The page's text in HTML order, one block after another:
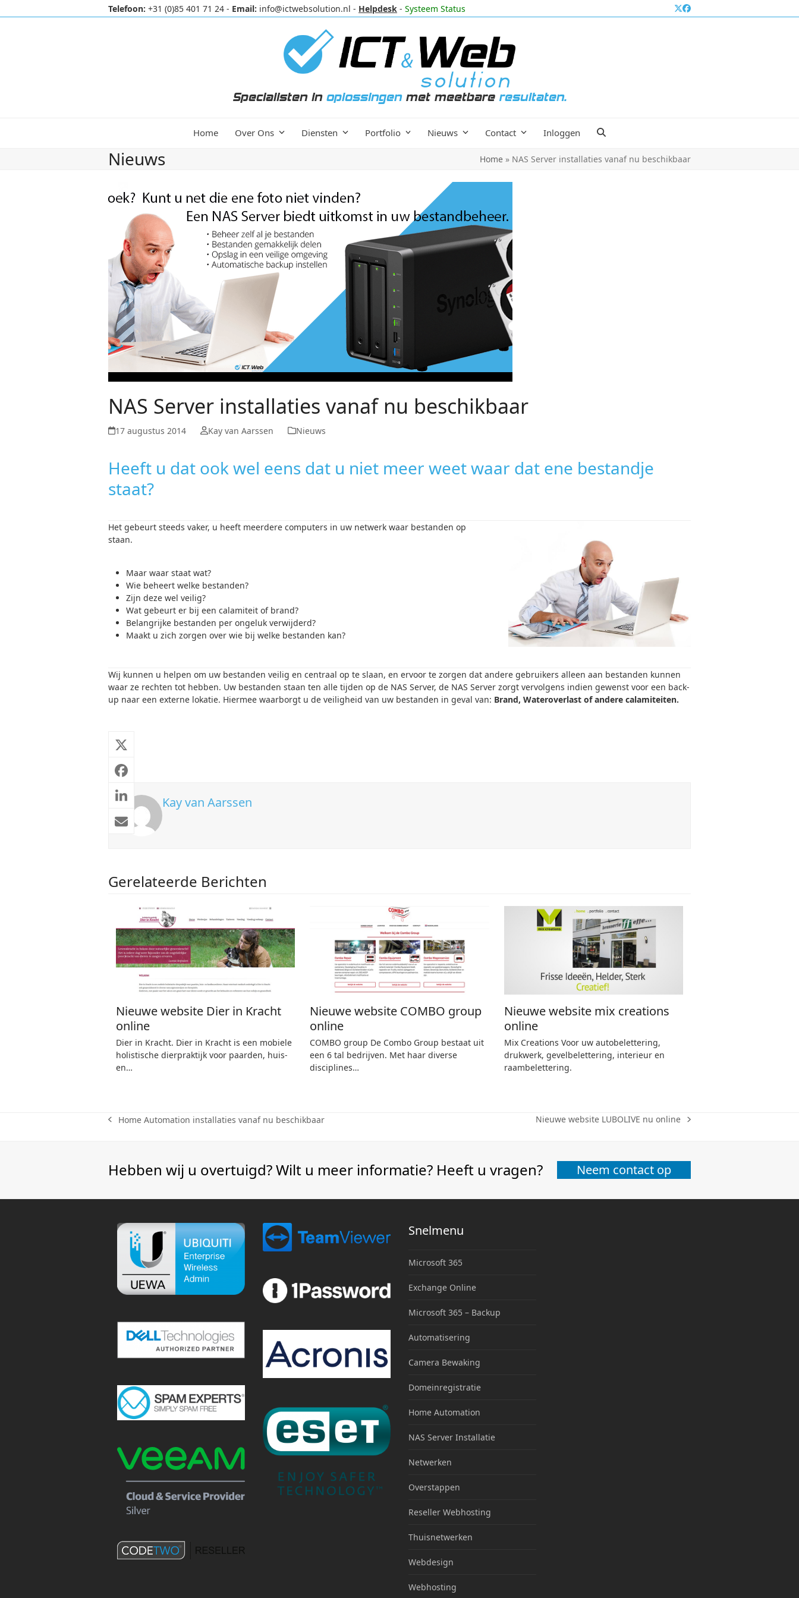
to
Telefoon: +31 (0)85 401 71 24 - Email: info@ictwebsolution.nl - Helpdesk - Systeem Status
Specialisten in oplossingen met meetbare resultaten.
Home Over Ons Diensten Portfolio Nieuws Contact Inloggen
Nieuws Home » NAS Server installaties vanaf nu beschikbaar
NAS Server installaties vanaf nu beschikbaar
17 augustus 2014 Kay van Aarssen Nieuws
Heeft u dat ook wel eens dat u niet meer weet waar dat ene bestandje
staat?
Het gebeurt steeds vaker, u heeft meerdere computers in uw netwerk waar bestanden op
staan.
Maar waar staat wat?
Wie beheert welke bestanden?
Zijn deze wel veilig?
Wat gebeurt er bij een calamiteit of brand?
Belangrijke bestanden per ongeluk verwijderd?
Maakt u zich zorgen over wie bij welke bestanden kan?
Wij kunnen u helpen om uw bestanden veilig en centraal op te slaan, en ervoor te zorgen dat andere gebruikers alleen aan bestanden kunnen
waar ze rechten tot hebben. Uw bestanden staan ten alle tijden op de NAS Server, de NAS Server zorgt vervolgens indien gewenst voor een back-
up naar een externe lokatie. Hiermee waarborgt u de veiligheid van uw bestanden in geval van: Brand, Wateroverlast of andere calamiteiten.
Kay van Aarssen
Gerelateerde Berichten
Nieuwe website Dier in Kracht
online
Dier in Kracht. Dier in Kracht is een mobiele
holistische dierpraktijk voor paarden, huis-
en…
Nieuwe website COMBO group
online
COMBO group De Combo Group bestaat uit
een 6 tal bedrijven. Met haar diverse
disciplines…
Nieuwe website mix creations
online
Mix Creations Voor uw autobelettering,
drukwerk, gevelbelettering, interieur en
raambelettering.
Home Automation installaties vanaf nu beschikbaar Nieuwe website LUBOLIVE nu online
Hebben wij u overtuigd? Wilt u meer informatie? Heeft u vragen? Neem contact op
Snelmenu
Microsoft 365
Exchange Online
Microsoft 365 – Backup
Automatisering
Camera Bewaking
Domeinregistratie
Home Automation
NAS Server Installatie
Netwerken
Overstappen
Reseller Webhosting
Thuisnetwerken
Webdesign
Webhosting